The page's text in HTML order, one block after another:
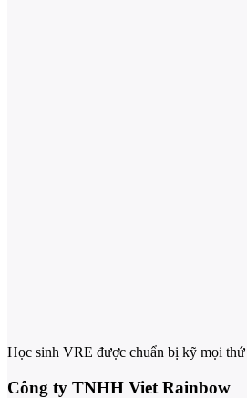
Học sinh VRE được chuẩn bị kỹ mọi
Công ty TNHH Viet Rainbow